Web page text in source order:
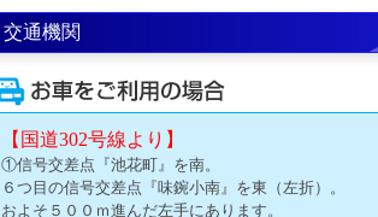
交通機関
【国道302号線より】
①信号交差点『池花町』を南。
６つ目の信号交差点『味鋺小南』を東（左折）。
およそ５００ｍ進んだ左手にあります。